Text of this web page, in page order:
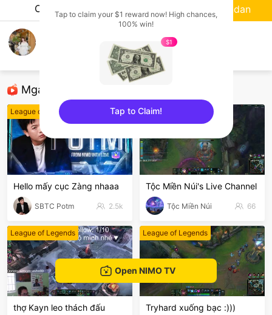
Chat Streamer
Mga Nirerekominda Na Mga Streamer
League of Legends
Hello mấy cục Zàng nhaaa
SBTC Potm 2.5k
League of Legends
Tộc Miền Núi's Live Channel
Tộc Miền Núi 66
League of Legends
thợ Kayn leo thách đấu
League of Legends
Tryhard xuống bạc :)))
Sundan
Open NIMO TV
Tap to claim your $1 reward now! High chances,
100% win!
$1
Tap to Claim!
sentinelEnd